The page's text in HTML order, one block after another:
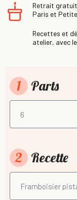
Retrait
Paris et
Recettes et
atelier, avec
1 Parts
2 Recette